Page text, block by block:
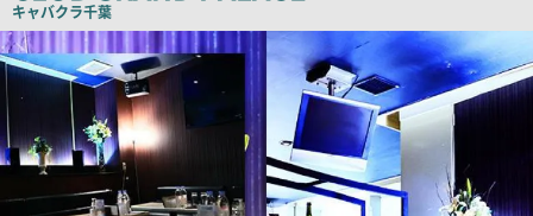
ピ
ー
キャバクラ千葉
店
舗
PR
画
像